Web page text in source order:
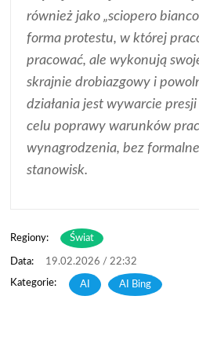
również jako „sciopero
forma protestu, w której
pracować, ale wykonują
skrajnie drobiazgowy i
działania jest wywarcie
celu poprawy warunków
wynagrodzenia, bez
stanowisk.
Regiony: Świat
19.02.2026 / 22:32
AI , AI Bing